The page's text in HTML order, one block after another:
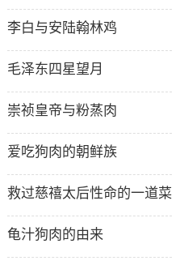
李白与安陆翰林鸡
毛泽东四星望月
崇祯皇帝与粉蒸肉
爱吃狗肉的朝鲜族
救过慈禧太后性命的一道菜
龟汁狗肉的由来